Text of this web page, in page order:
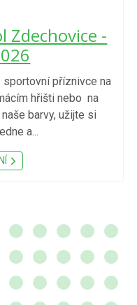
Zdechovice -
příznivce na
hřišti nebo na
barvy, užijte si
a...